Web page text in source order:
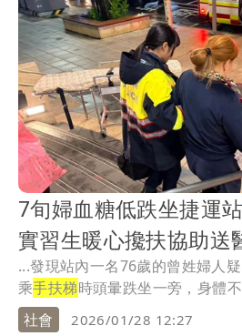
7旬婦血糖低跌坐捷運
實習生暖心攙扶協助送
...發現站內一名76歲的曾姓婦人
乘手扶梯時頭暈跌坐一旁，身體不
佑...
社會 2026/01/28 12:27